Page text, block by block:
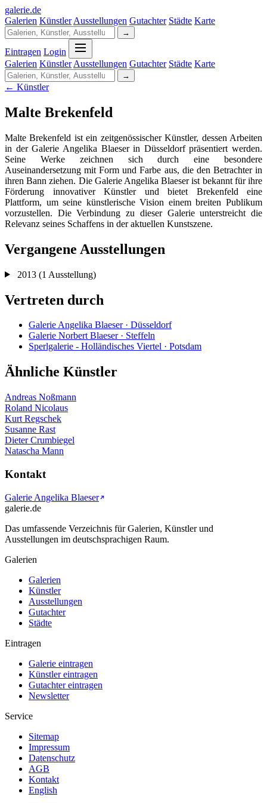
galerie.de
Galerien Künstler Ausstellungen Gutachter Städte Karte
→
Eintragen Login
Galerien Künstler Ausstellungen Gutachter Städte Karte
→
← Künstler
Malte Brekenfeld
Malte Brekenfeld ist ein zeitgenössischer Künstler, dessen Arbeiten
in der Galerie Angelika Blaeser in Düsseldorf präsentiert werden.
Seine Werke zeichnen sich durch eine besondere
Auseinandersetzung mit Form und Farbe aus, die den Betrachter in
ihren Bann ziehen. Die Galerie Angelika Blaeser ist bekannt für ihre
Förderung innovativer Künstler und bietet Brekenfeld eine
Plattform, um seine künstlerische Vision einem breiten Publikum
vorzustellen. Die Verbindung zu dieser Galerie unterstreicht die
Relevanz seines Schaffens in der aktuellen Kunstszene.
Vergangene Ausstellungen
2013 (1 Ausstellung)
Vertreten durch
Galerie Angelika Blaeser · Düsseldorf
Galerie Norbert Blaeser · Steffeln
Sperlgalerie - Holländisches Viertel · Potsdam
Ähnliche Künstler
Andreas Noßmann
Roland Nicolaus
Kurt Regschek
Susanne Rast
Dieter Crumbiegel
Natascha Mann
Kontakt
Galerie Angelika Blaeser
galerie.de
Das umfassende Verzeichnis für Galerien, Künstler und
Ausstellungen im deutschsprachigen Raum.
Galerien
Galerien
Künstler
Ausstellungen
Gutachter
Städte
Eintragen
Galerie eintragen
Künstler eintragen
Gutachter eintragen
Newsletter
Service
Sitemap
Impressum
Datenschutz
AGB
Kontakt
English